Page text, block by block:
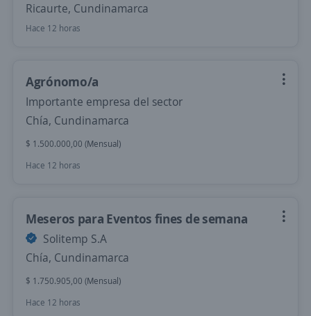
Ricaurte, Cundinamarca
Hace 12 horas
Agrónomo/a
Importante empresa del sector
Chía, Cundinamarca
$ 1.500.000,00 (Mensual)
Hace 12 horas
Meseros para Eventos fines de semana
Solitemp S.A
Chía, Cundinamarca
$ 1.750.905,00 (Mensual)
Hace 12 horas